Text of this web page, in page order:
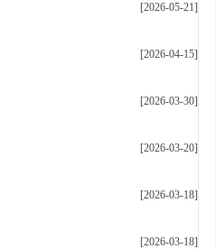
[2026-05-21]
[2026-04-15]
[2026-03-30]
[2026-03-20]
[2026-03-18]
[2026-03-18]